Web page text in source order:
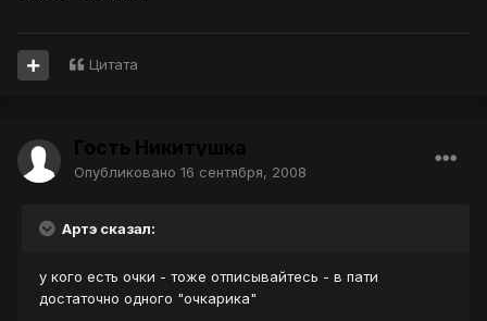
Цитата
Опубликовано 16 сентября, 2008
Артэ сказал:
у кого есть очки - тоже отписывайтесь - в пати
достаточно одного "очкарика"